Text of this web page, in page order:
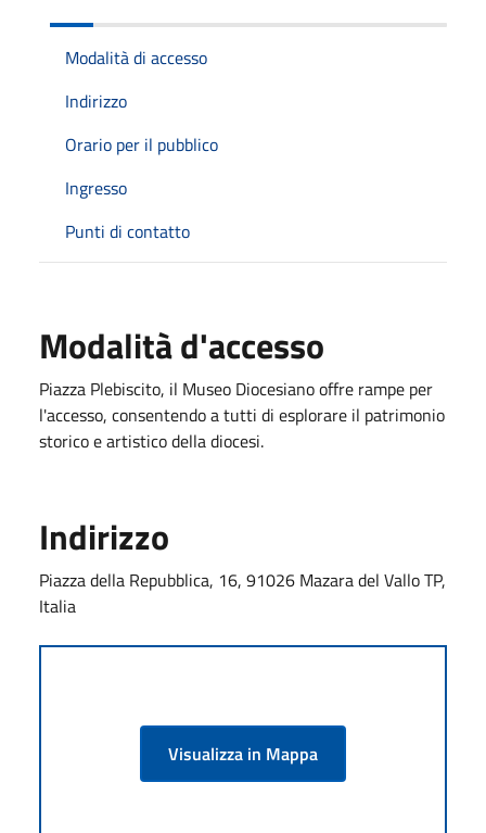
Modalità di accesso
Indirizzo
Orario per il pubblico
Ingresso
Punti di contatto
Modalità d'accesso
Piazza Plebiscito, il Museo Diocesiano offre rampe per
l'accesso, consentendo a tutti di esplorare il patrimonio
storico e artistico della diocesi.
Indirizzo
Piazza della Repubblica, 16, 91026 Mazara del Vallo TP,
Italia
Visualizza in Mappa